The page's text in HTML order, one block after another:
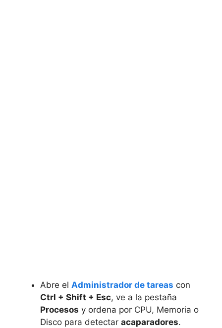
Abre el Administrador de tareas con
Ctrl + Shift + Esc, ve a la pestaña
Procesos y ordena por CPU, Memoria o
Disco para detectar acaparadores.